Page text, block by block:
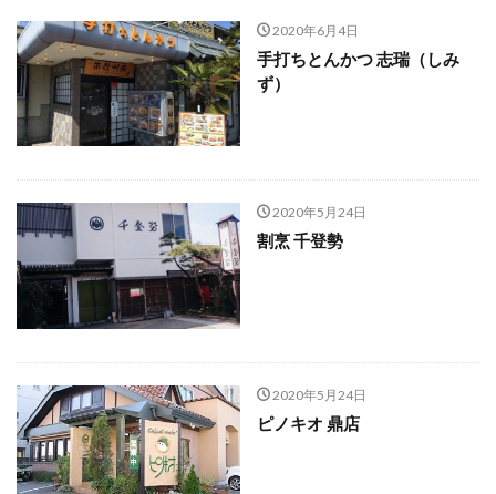
2020年6月4日
手打ちとんかつ 志瑞（しみ
ず）
2020年5月24日
割烹 千登勢
2020年5月24日
ピノキオ 鼎店